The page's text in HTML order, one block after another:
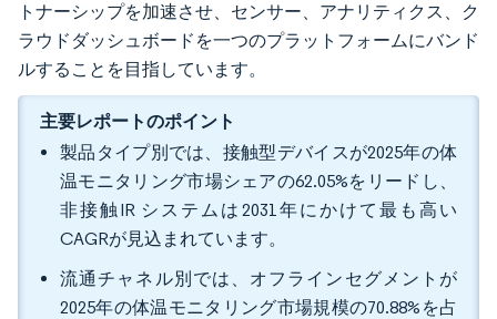
トナーシップを加速させ、センサー、アナリティクス、ク
ラウドダッシュボードを一つのプラットフォームにバンド
ルすることを目指しています。
主要レポートのポイント
製品タイプ別では、接触型デバイスが2025年の体
温モニタリング市場シェアの62.05%をリードし、
非接触IR システムは2031年にかけて最も高い
CAGRが見込まれています。
流通チャネル別では、オフラインセグメントが
2025年の体温モニタリング市場規模の70.88%を占